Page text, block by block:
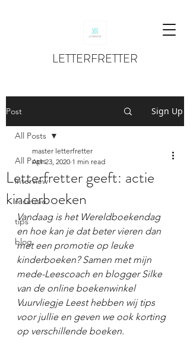
LETTERFRETTER
Post Sign Up
All Posts
interview
recensie
tips
blog
All Posts
Letterfretter geeft: actie
kinderboeken
master letterfretter
Apr 23, 2020 1 min read
Vandaag is het Wereldboekendag
en hoe kan je dat beter vieren dan
met een promotie op leuke
kinderboeken? Samen met mijn
mede-Leescoach en blogger Silke
van de online boekenwinkel
Vuurvliegje Leest hebben wij tips
voor jullie en geven we ook korting
op verschillende boeken.